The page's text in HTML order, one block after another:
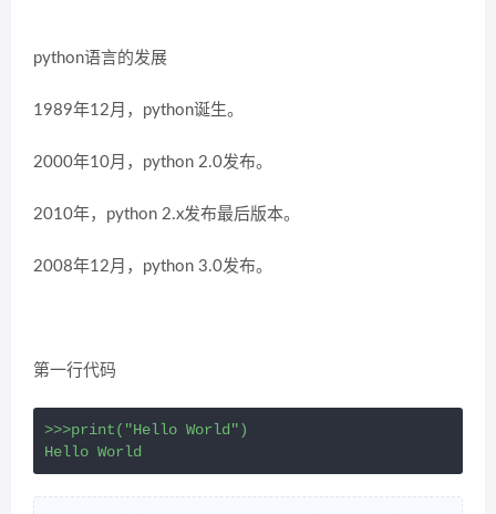
python语言的发展
1989年12月，python诞生。
2000年10月，python 2.0发布。
2010年，python 2.x发布最后版本。
2008年12月，python 3.0发布。
第一行代码
>>>print("Hello World")
Hello World